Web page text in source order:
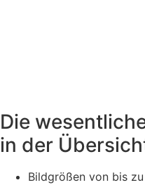
Die
in der
Bildgrößen von bis